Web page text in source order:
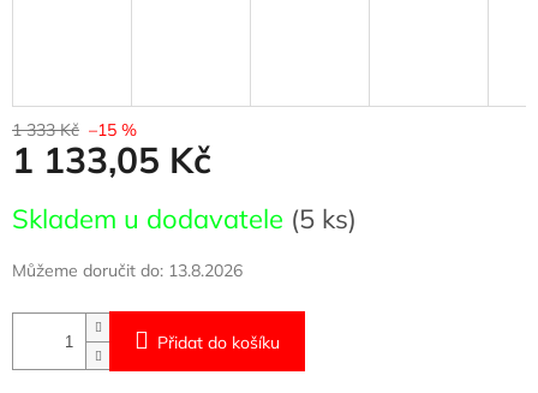
1 333 Kč –15 %
1 133,05 Kč
cena:
Skladem u dodavatele (5 ks)
Můžeme doručit do: 13.8.2026
Přidat do košíku